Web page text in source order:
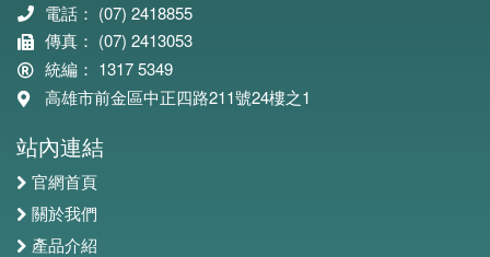
電話： (07) 2418855
傳真： (07) 2413053
統編： 1317 5349
高雄市前金區中正四路211號24樓之1
站內連結
官網首頁
關於我們
產品介紹